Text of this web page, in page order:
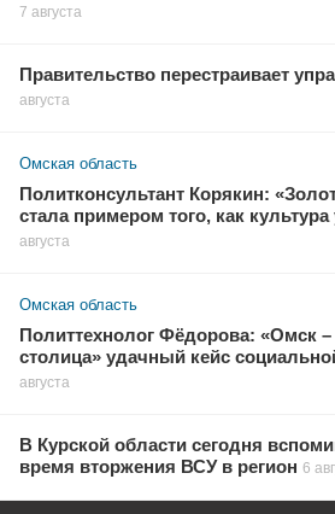
7 августа
Правительство перестраивает
августа
Омская область
Политконсультант Корякин:
стала примером того, как культура
августа
Омская область
Политтехнолог Фёдорова: «Омск –
столица» удачный кейс
августа
В Курской области сегодня
время вторжения ВСУ в регион 6